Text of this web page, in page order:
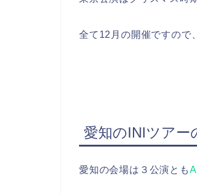
全て12月の開催ですので
愛知のINIツアー
愛知の会場は３公演とも